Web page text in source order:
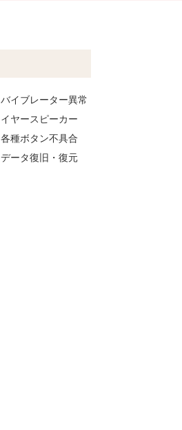
バイブレーター異常
イヤースピーカー
各種ボタン不具合
データ復旧・復元